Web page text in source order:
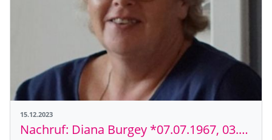
15.12.2023
Nachruf: Diana Burgey *07.07.1967, 03.12.2023